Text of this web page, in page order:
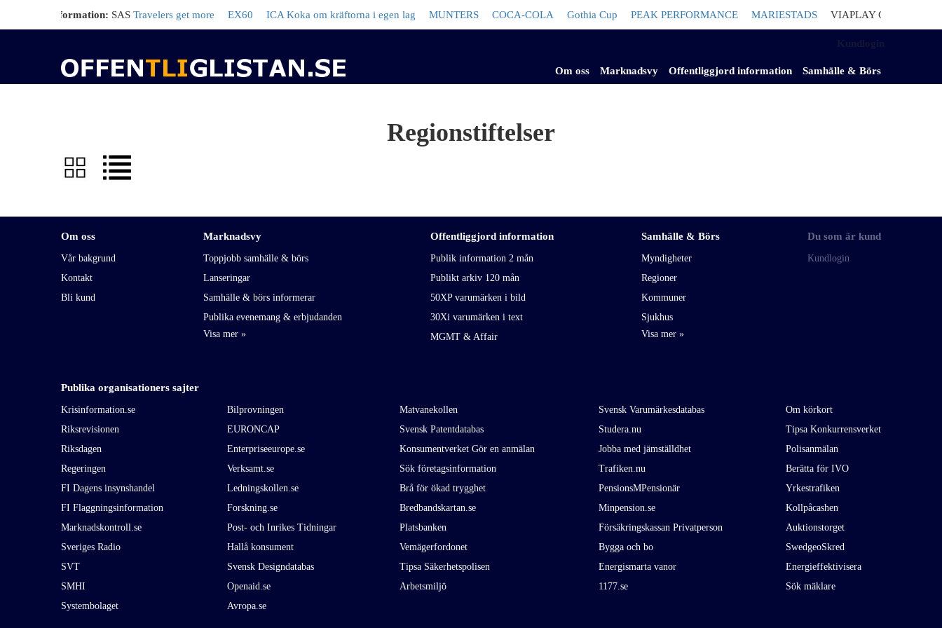
information: SASTravelers get more EX60 ICA Koka om kräftorna i egen lag MUNTERS COCA-COLA Gothia Cup PEAK PERFORMANCE MARIESTADS VIAPLAY GROUP
Samhälle & Börs
Offentliggjord information
Marknadsvy
Om oss
Regionstiftelser
Om oss
Vår bakgrund
Kontakt
Bli kund
Marknadsvy
Toppjobb samhälle & börs
Lanseringar
Samhälle & börs informerar
Publika evenemang & erbjudanden
Offentliggjord information
Publik information 2 mån
Publikt arkiv 120 mån
50XP varumärken i bild
30Xi varumärken i text
MGMT & Affair
Samhälle & Börs
Myndigheter
Regioner
Kommuner
Sjukhus
Du som är kund
Kundlogin
Publika organisationers sajter
Krisinformation.se
Riksrevisionen
Riksdagen
Regeringen
FI Dagens insynshandel
FI Flaggningsinformation
Marknadskontroll.se
Sveriges Radio
SVT
SMHI
Systembolaget
Bilprovningen
EURONCAP
Enterpriseeurope.se
Verksamt.se
Ledningskollen.se
Forskning.se
Post- och Inrikes Tidningar
Hallå konsument
Svensk Designdatabas
Openaid.se
Avropa.se
Matvanekollen
Svensk Patentdatabas
Konsumentverket Gör en anmälan
Sök företagsinformation
Brå för ökad trygghet
Bredbandskartan.se
Platsbanken
Vemägerfordonet
Tipsa Säkerhetspolisen
Arbetsmiljö
Svensk Varumärkesdatabas
Studera.nu
Jobba med jämställdhet
Trafiken.nu
PensionsMPensionär
Minpension.se
Försäkringskassan Privatperson
Bygga och bo
Energismarta vanor
1177.se
Om körkort
Tipsa Konkurrensverket
Polisanmälan
Berätta för IVO
Yrkestrafiken
Kollpåcashen
Auktionstorget
SwedgeoSkred
Energieffektivisera
Sök mäklare